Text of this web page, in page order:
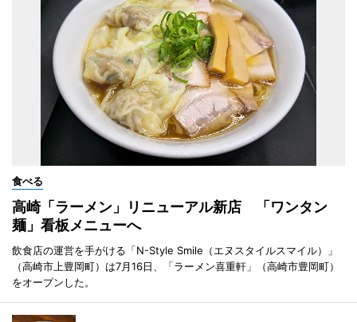
食べる
高崎「ラーメン」リニューアル新店 「ワンタン
麺」看板メニューへ
飲食店の運営を手がける「N-Style Smile（エヌスタイルスマイル）」
（高崎市上豊岡町）は7月16日、「ラーメン喜重軒」（高崎市豊岡町）
をオープンした。